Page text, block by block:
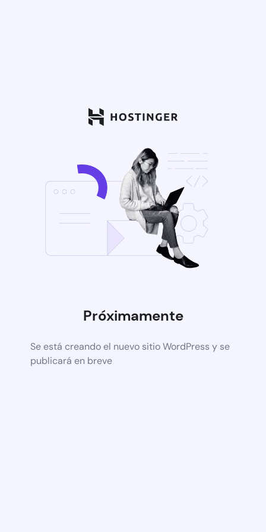
Próximamente
Se está creando el nuevo sitio WordPress y se
publicará en breve